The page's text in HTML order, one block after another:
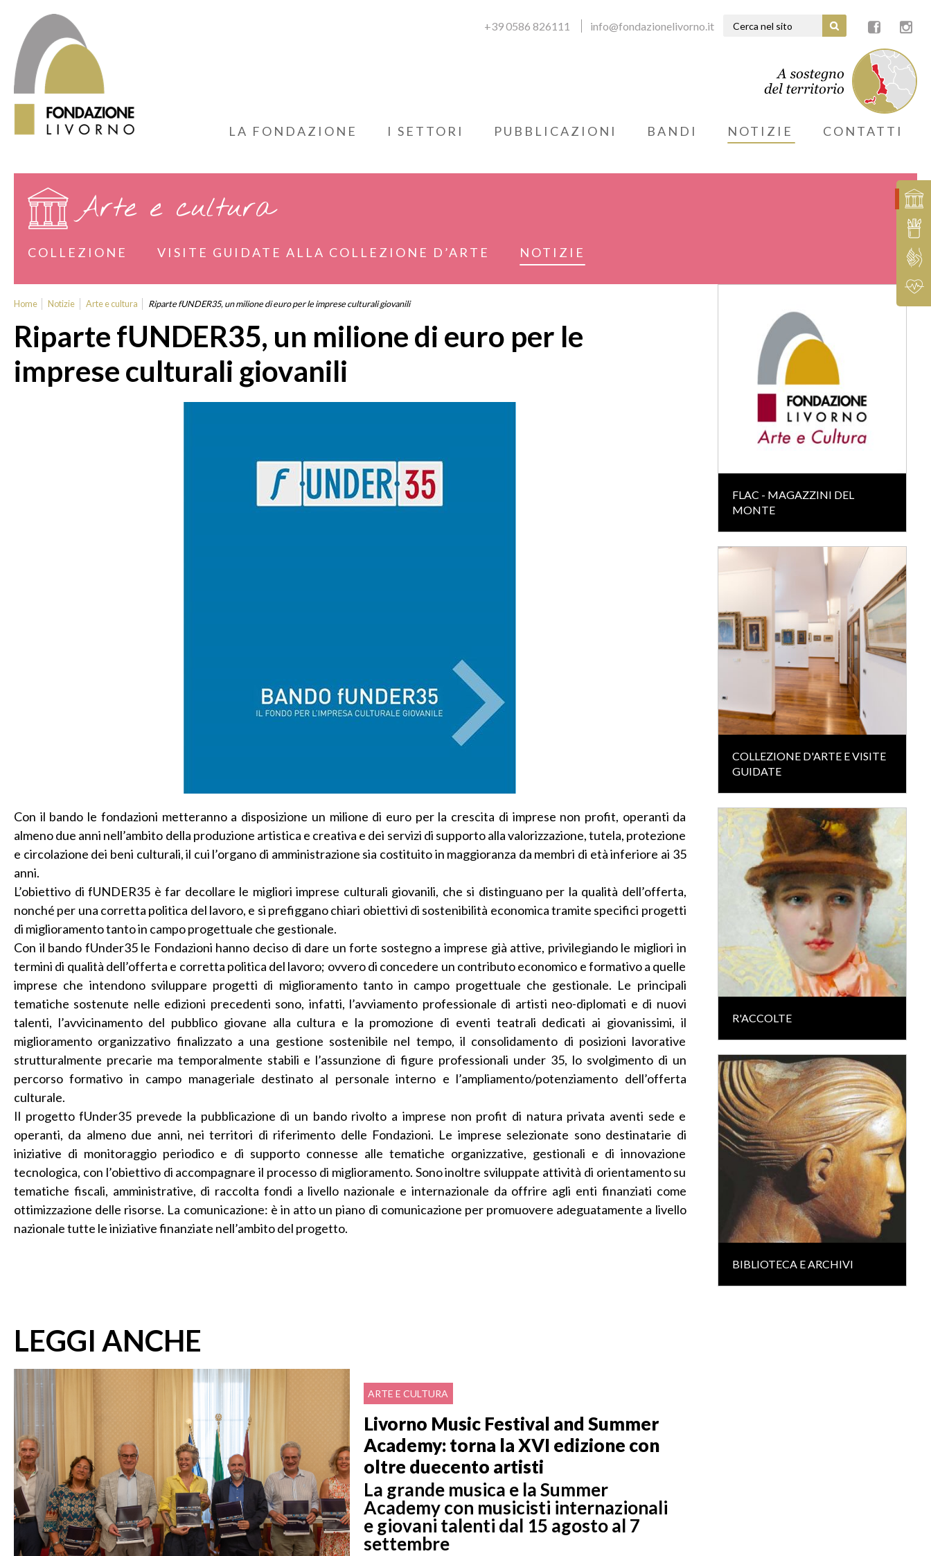
+39 0586 826111 info@fondazionelivorno.it
LA FONDAZIONE I SETTORI PUBBLICAZIONI BANDI NOTIZIE CONTATTI
Arte e cultura
COLLEZIONE VISITE GUIDATE ALLA COLLEZIONE D’ARTE NOTIZIE
Home Notizie Arte e cultura Riparte fUNDER35, un milione di euro per le imprese culturali giovanili
Riparte fUNDER35, un milione di euro per le
imprese culturali giovanili
Con il bando le fondazioni metteranno a disposizione un milione di euro per la crescita di imprese non profit, operanti da
almeno due anni nell’ambito della produzione artistica e creativa e dei servizi di supporto alla valorizzazione, tutela, protezione
e circolazione dei beni culturali, il cui l’organo di amministrazione sia costituito in maggioranza da membri di età inferiore ai 35
anni.
L’obiettivo di fUNDER35 è far decollare le migliori imprese culturali giovanili, che si distinguano per la qualità dell’offerta,
nonché per una corretta politica del lavoro, e si prefiggano chiari obiettivi di sostenibilità economica tramite specifici progetti
di miglioramento tanto in campo progettuale che gestionale.
Con il bando fUnder35 le Fondazioni hanno deciso di dare un forte sostegno a imprese già attive, privilegiando le migliori in
termini di qualità dell’offerta e corretta politica del lavoro; ovvero di concedere un contributo economico e formativo a quelle
imprese che intendono sviluppare progetti di miglioramento tanto in campo progettuale che gestionale. Le principali
tematiche sostenute nelle edizioni precedenti sono, infatti, l’avviamento professionale di artisti neo-diplomati e di nuovi
talenti, l’avvicinamento del pubblico giovane alla cultura e la promozione di eventi teatrali dedicati ai giovanissimi, il
miglioramento organizzativo finalizzato a una gestione sostenibile nel tempo, il consolidamento di posizioni lavorative
strutturalmente precarie ma temporalmente stabili e l’assunzione di figure professionali under 35, lo svolgimento di un
percorso formativo in campo manageriale destinato al personale interno e l’ampliamento/potenziamento dell’offerta
culturale.
Il progetto fUnder35 prevede la pubblicazione di un bando rivolto a imprese non profit di natura privata aventi sede e
operanti, da almeno due anni, nei territori di riferimento delle Fondazioni. Le imprese selezionate sono destinatarie di
iniziative di monitoraggio periodico e di supporto connesse alle tematiche organizzative, gestionali e di innovazione
tecnologica, con l’obiettivo di accompagnare il processo di miglioramento. Sono inoltre sviluppate attività di orientamento su
tematiche fiscali, amministrative, di raccolta fondi a livello nazionale e internazionale da offrire agli enti finanziati come
ottimizzazione delle risorse. La comunicazione: è in atto un piano di comunicazione per promuovere adeguatamente a livello
nazionale tutte le iniziative finanziate nell’ambito del progetto.
LEGGI ANCHE
ARTE E CULTURA
Livorno Music Festival and Summer
Academy: torna la XVI edizione con
oltre duecento artisti
La grande musica e la Summer
Academy con musicisti internazionali
e giovani talenti dal 15 agosto al 7
settembre
FLAC - MAGAZZINI DEL
MONTE
COLLEZIONE D'ARTE E VISITE
GUIDATE
R'ACCOLTE
BIBLIOTECA E ARCHIVI